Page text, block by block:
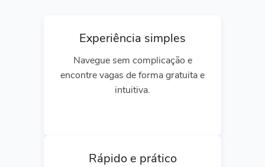
Experiência simples
Navegue sem complicação e
encontre vagas de forma gratuita e
intuitiva.
Rápido e prático